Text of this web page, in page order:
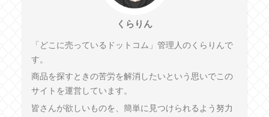
くらりん
「どこに売っているドットコム」管理人のくらりんで
す。
商品を探すときの苦労を解消したいという思いでこの
サイトを運営しています。
皆さんが欲しいものを、簡単に見つけられるよう努力